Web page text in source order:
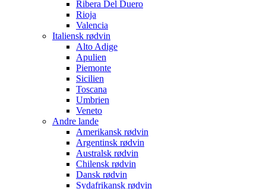
Ribera Del Duero
Rioja
Valencia
Italiensk rødvin
Alto Adige
Apulien
Piemonte
Sicilien
Toscana
Umbrien
Veneto
Andre lande
Amerikansk rødvin
Argentinsk rødvin
Australsk rødvin
Chilensk rødvin
Dansk rødvin
Sydafrikansk rødvin